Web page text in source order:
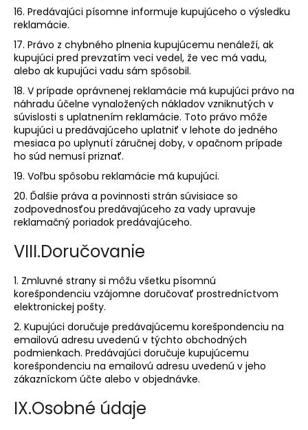
16. Predávajúci písomne informuje kupujúceho o výsledku
reklamácie.
17. Právo z chybného plnenia kupujúcemu nenáleží, ak
kupujúci pred prevzatím veci vedel, že vec má vadu,
alebo ak kupujúci vadu sám spôsobil.
18. V prípade oprávnenej reklamácie má kupujúci právo na
náhradu účelne vynaložených nákladov vzniknutých v
súvislosti s uplatnením reklamácie. Toto právo môže
kupujúci u predávajúceho uplatniť v lehote do jedného
mesiaca po uplynutí záručnej doby, v opačnom prípade
ho súd nemusí priznať.
19. Voľbu spôsobu reklamácie má kupujúci.
20. Ďalšie práva a povinnosti strán súvisiace so
zodpovednosťou predávajúceho za vady upravuje
reklamačný poriadok predávajúceho.
VIII.Doručovanie
1. Zmluvné strany si môžu všetku písomnú
korešpondenciu vzájomne doručovať prostredníctvom
elektronickej pošty.
2. Kupujúci doručuje predávajúcemu korešpondenciu na
emailovú adresu uvedenú v týchto obchodných
podmienkach. Predávajúci doručuje kupujúcemu
korešpondenciu na emailovú adresu uvedenú v jeho
zákazníckom účte alebo v objednávke.
IX.Osobné údaje